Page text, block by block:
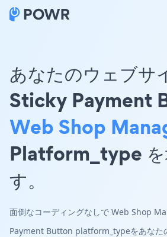
あなたのウェブサ
Sticky Payment
Web Shop
Platform_type を
す。
面倒なコーディングなしで Web Shop
Payment Button platform_typeをあなた